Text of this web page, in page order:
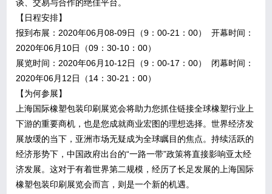
谈、交易与合作的绝佳平台。
【日程安排】
报到布展：2020年06月08-09日（9：00-21：00） 开幕时间：
2020年06月10日（09：30-10：00）
展览时间：2020年06月10-12日（9：00-17：00） 闭幕时间：
2020年06月12日（14：30-21：00）
【为何参展】
上海国际橡塑包装印刷展览会将助力您抓住链接全球橡塑行业上
下游的重要商机，也是您成就商业宏图的理想选择。世界经济发
展放缓的当下，亚洲市场无疑成为全球瞩目的焦点。持续活跃的
经济形势下，中国政府出台的“一路一带”政策将直接影响亚太经
济发展。这对于有着世界第二规模，经历了长足发展的上海国际
橡塑包装印刷展览会而言，则是一个新的机遇。